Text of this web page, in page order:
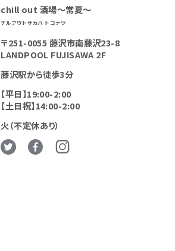
chill out 酒場～常夏～
チルアウトサカバ トコナツ
〒251-0055 藤沢市南藤沢23-8
LANDPOOL FUJISAWA 2F
藤沢駅から徒歩3分
【平日】19:00-2:00
【土日祝】14:00-2:00
火（不定休あり）